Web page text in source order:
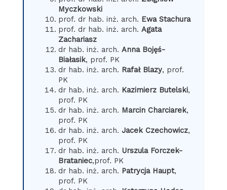
Myczkowski
prof. dr hab. inż. arch. Ewa Stachura
prof. dr hab. inż. arch. Agata
Zachariasz
dr hab. inż. arch. Anna Bojęś-
Białasik, prof. PK
dr hab. inż. arch. Rafał Blazy, prof.
PK
dr hab. inż. arch. Kazimierz Butelski,
prof. PK
dr hab. inż. arch. Marcin Charciarek,
prof. PK
dr hab. inż. arch. Jacek Czechowicz,
prof. PK
dr hab. inż. arch. Urszula Forczek-
Brataniec,prof. PK
dr hab. inż. arch. Patrycja Haupt,
prof. PK